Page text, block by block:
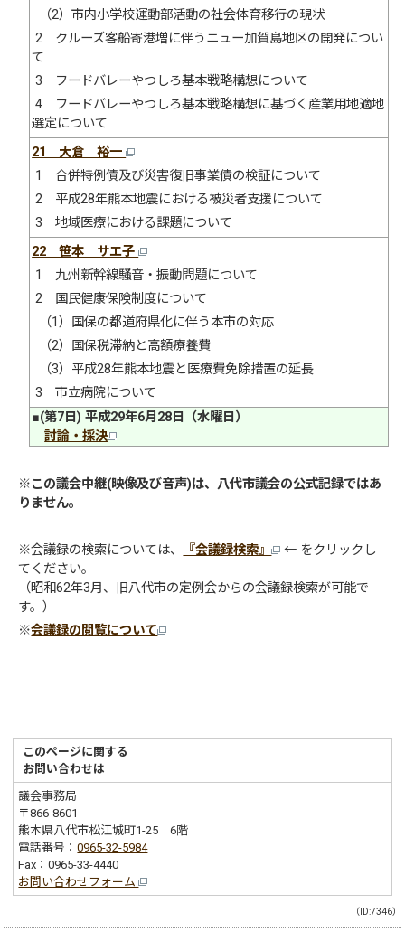
（2）市内小学校運動部活動の社会体育移行の現状
2 クルーズ客船寄港増に伴うニュー加賀島地区の開発につい
て
3 フードバレーやつしろ基本戦略構想について
4 フードバレーやつしろ基本戦略構想に基づく産業用地適地
選定について
21 大倉 裕一
1 合併特例債及び災害復旧事業債の検証について
2 平成28年熊本地震における被災者支援について
3 地域医療における課題について
22 笹本 サエ子
1 九州新幹線騒音・振動問題について
2 国民健康保険制度について
（1）国保の都道府県化に伴う本市の対応
（2）国保税滞納と高額療養費
（3）平成28年熊本地震と医療費免除措置の延長
3 市立病院について
■(第7日) 平成29年6月28日（水曜日）
討論・採決
※この議会中継(映像及び音声)は、八代市議会の公式記録ではあ
りません。
※会議録の検索については、 『会議録検索』
← をクリックし
てください。
（昭和62年3月、旧八代市の定例会からの会議録検索が可能で
す。）
※会議録の閲覧について
このページに関する
お問い合わせは
議会事務局
〒866-8601
熊本県八代市松江城町1-25 6階
電話番号：0965-32-5984
Fax：0965-33-4440
お問い合わせフォーム
（ID:7346）